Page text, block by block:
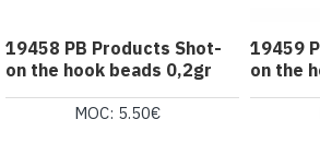
19458 PB Products Shot-
on the hook beads 0,2gr
MOC: 5.50€
19459
on the